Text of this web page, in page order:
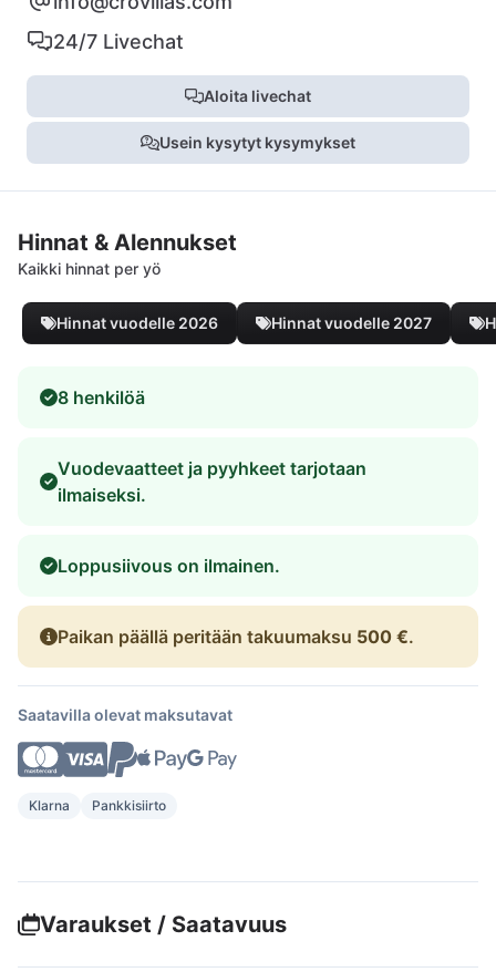
24/7 Livechat
Aloita livechat
Usein kysytyt kysymykset
Hinnat & Alennukset
Kaikki hinnat per yö
Hinnat vuodelle 2026 Hinnat vuodelle 2027
8 henkilöä
Vuodevaatteet ja pyyhkeet tarjotaan
ilmaiseksi.
Loppusiivous on ilmainen.
Paikan päällä peritään takuumaksu 500 €.
Saatavilla olevat maksutavat
Klarna Pankkisiirto
Varaukset / Saatavuus